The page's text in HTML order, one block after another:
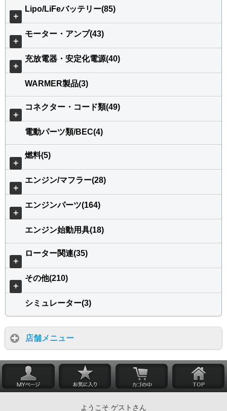
＋
Lipo/LiFeバッテリー(85)
＋
モーター・アンプ(43)
＋
充放電器・安定化電源(40)
WARMER製品(3)
＋
コネクター・コード類(49)
電動パーツ類/BEC(4)
＋
燃料(5)
＋
エンジン/マフラー(28)
＋
エンジンパーツ(164)
エンジン始動用具(18)
＋
ローター関連(35)
＋
その他(210)
シミュレーター(3)
店舗メニュー
ようこそ ゲストさん